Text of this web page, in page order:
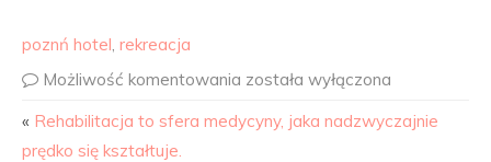
poznń hotel, rekreacja
Możliwość komentowania została wyłączona
« Rehabilitacja to sfera medycyny, jaka nadzwyczajnie
prędko się kształtuje.